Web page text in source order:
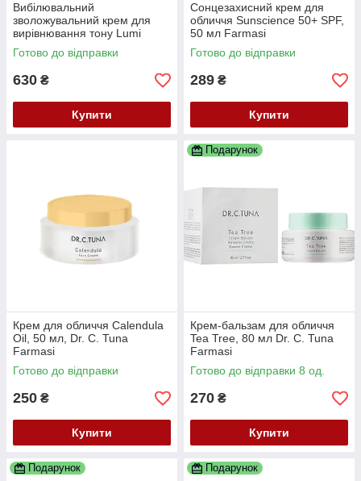
Вибілювальний
зволожувальний крем для
вирівнювання тону Lumi
Radiance, 50 мл, Farmasi
Dr.C.Tuna
Готово до відправки
630 ₴
Купити
Сонцезахисний крем для
обличчя Sunscience 50+ SPF,
50 мл Farmasi
Готово до відправки
289 ₴
Купити
Крем для обличчя Calendula
Oil, 50 мл, Dr. C. Tuna
Farmasi
Готово до відправки
250 ₴
Купити
Подарунок
Крем-бальзам для обличчя
Tea Tree, 80 мл Dr. C. Tuna
Farmasi
Готово до відправки 8 од.
270 ₴
Купити
Подарунок Подарунок